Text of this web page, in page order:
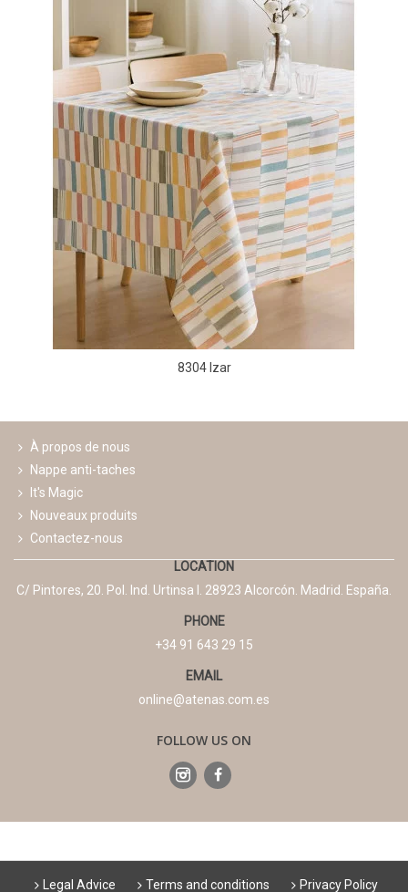
8304 Izar
À propos de nous
Nappe anti-taches
It's Magic
Nouveaux produits
Contactez-nous
LOCATION
C/ Pintores, 20. Pol. Ind. Urtinsa I. 28923 Alcorcón. Madrid. España.
PHONE
+34 91 643 29 15
EMAIL
online@atenas.com.es
FOLLOW US ON
Legal Advice Terms and conditions Privacy Policy